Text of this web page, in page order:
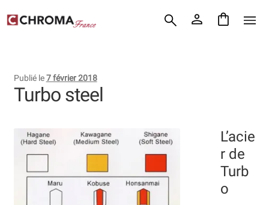
Aller
Aller
Chroma France
Commande
Contact
Demande de devis
Expédition le jour même
Publié le7 février 2018
Turbo steel
L’acie
r de
Turb
o